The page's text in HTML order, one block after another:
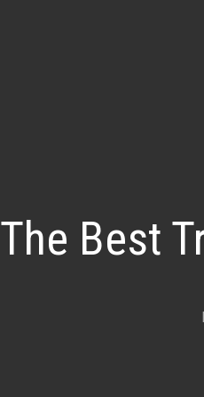
The Best